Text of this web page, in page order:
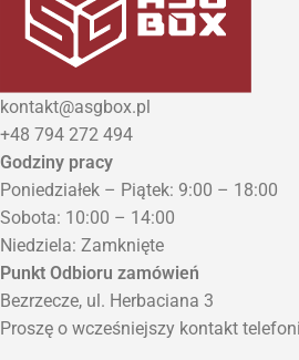
kontakt@asgbox.pl
+48 794 272 494
Godziny pracy
Poniedziałek – Piątek: 9:00 – 18:00
Sobota: 10:00 – 14:00
Niedziela: Zamknięte
Punkt Odbioru zamówień
Bezrzecze, ul. Herbaciana 3
Proszę o wcześniejszy kontakt